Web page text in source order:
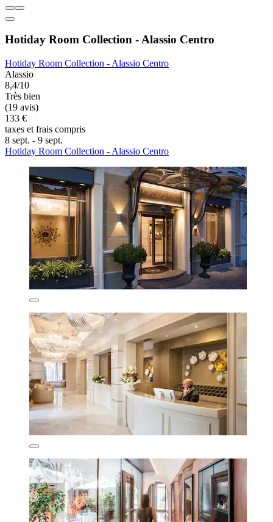
Hotiday Room Collection - Alassio Centro
Hotiday Room Collection - Alassio Centro
Alassio
8,4/10
Très bien
(19 avis)
133 €
taxes et frais compris
8 sept. - 9 sept.
Hotiday Room Collection - Alassio Centro